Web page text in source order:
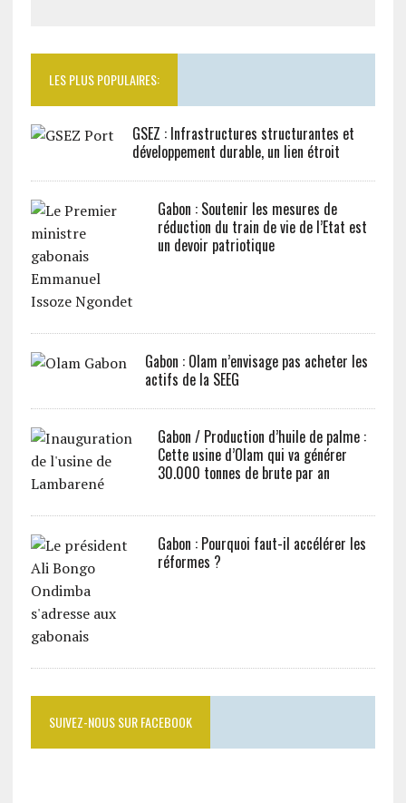
LES PLUS POPULAIRES:
GSEZ : Infrastructures structurantes et
développement durable, un lien étroit
Gabon : Soutenir les mesures de
réduction du train de vie de l’Etat est
un devoir patriotique
Gabon : Olam n’envisage pas acheter les
actifs de la SEEG
Gabon / Production d’huile de palme :
Cette usine d’Olam qui va générer
30.000 tonnes de brute par an
Gabon : Pourquoi faut-il accélérer les
réformes ?
SUIVEZ-NOUS SUR FACEBOOK